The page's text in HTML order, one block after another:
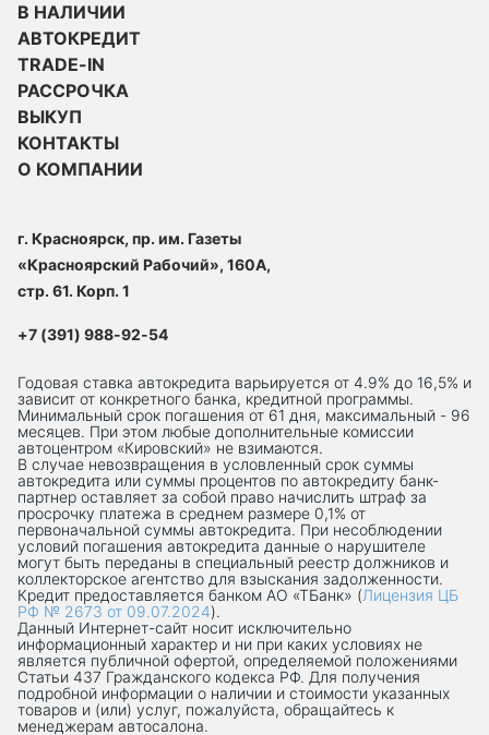
В НАЛИЧИИ
АВТОКРЕДИТ
TRADE-IN
РАССРОЧКА
ВЫКУП
КОНТАКТЫ
О КОМПАНИИ
г. Красноярск, пр. им. Газеты
«Красноярский Рабочий», 160А,
стр. 61. Корп. 1
+7 (391) 988-92-54
Годовая ставка автокредита варьируется от 4.9% до 16,5% и
зависит от конкретного банка, кредитной программы.
Минимальный срок погашения от 61 дня, максимальный - 96
месяцев. При этом любые дополнительные комиссии
автоцентром «Кировский» не взимаются.
В случае невозвращения в условленный срок суммы
автокредита или суммы процентов по автокредиту банк-
партнер оставляет за собой право начислить штраф за
просрочку платежа в среднем размере 0,1% от
первоначальной суммы автокредита. При несоблюдении
условий погашения автокредита данные о нарушителе
могут быть переданы в специальный реестр должников и
коллекторское агентство для взыскания задолженности.
Кредит предоставляется банком АО «ТБанк» (Лицензия ЦБ
РФ № 2673 от 09.07.2024).
Данный Интернет-сaйт носит исключительно
информационный характер и ни при каких условиях не
является публичной офертой, определяемой положениями
Статьи 437 Гражданского кодекса РФ. Для получения
подробной информации о наличии и стоимости указанных
товаров и (или) услуг, пожалуйста, обращайтесь к
менеджерам автосалона.